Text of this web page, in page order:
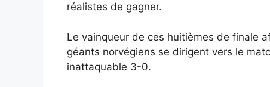
réalistes de gagner.
Le vainqueur de ces huitièmes de finale
géants norvégiens se dirigent vers le
inattaquable 3-0.